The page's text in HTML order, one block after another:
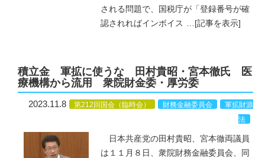
される問題で、国税庁が「登録番号が確
認されればインボイス … [記事を表示]
積立金 軍拡に使うな 田村貴昭・宮本徹氏 医
療機構から流用 衆院財金委・厚労委
2023.11.8 第212回国会（臨時会） 財務金融委員会
軍拡財源
法
日本共産党の田村貴昭、宮本徹両議員
は１１月８日、衆院財務金融委員会、同